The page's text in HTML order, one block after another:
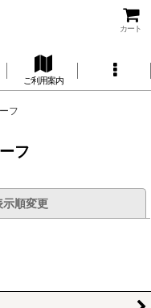
カート
ご利用案内
フ
フ
示順変更